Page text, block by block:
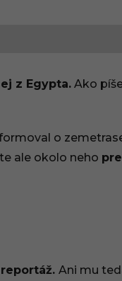
z Egypta. Ako
o
ale okolo neho
Ani mu